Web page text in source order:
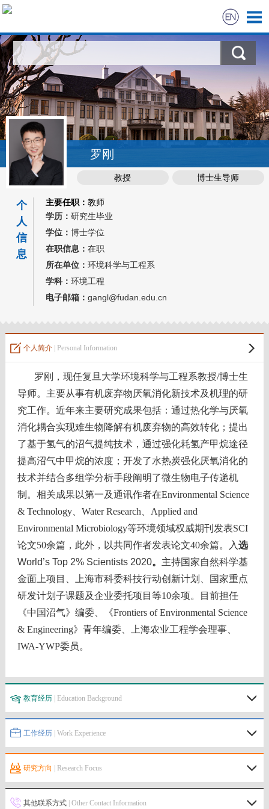
首页
Research
Publication
Project
社会服务
罗刚
教授 博士生导师
个
人
信
息
主要任职： 教师
学历： 研究生毕业
学位： 博士学位
在职信息： 在职
所在单位： 环境科学与工程系
学科： 环境工程
电子邮箱： gangl@fudan.edu.cn
个人简介| Personal Information
罗刚，现任复旦大学环境科学与工程系教授/博士生
导师。 主要从事有机废弃物厌氧消化新技术及机理的研
究工作。近年来主要研究成果包括：通过热化学与厌氧
消化耦合实现难生物降解有机废弃物的高效转化；提出
了基于氢气的沼气提纯技术，通过强化耗氢产甲烷途径
提高沼气中甲烷的浓度；开发了水热炭强化厌氧消化的
技术并结合多组学分析手段阐明了微生物电子传递机
制。相关成果以第一及通讯作者在Environmental Science
& Technology、 Water Research
Applied and
Environmental Microbiology等环境领域权威期刊发表SCI
论文50余篇，此外，以共同作者发表论文40余篇。 入选
World’s Top 2% Scientists 2020。 主持国家自然科学基
金面上项目、上海市科委科技行动创新计划、国家重点
研发计划子课题及企业委托项目等10余项。目前担任
《中国沼气》编委、《Frontiers of Environmental Science
& Engineering》青年编委、上海农业工程学会理事、
IWA-YWP委员。
教育经历| Education Background
工作经历| Work Experience
研究方向 | Research Focus
其他联系方式| Other Contact Information